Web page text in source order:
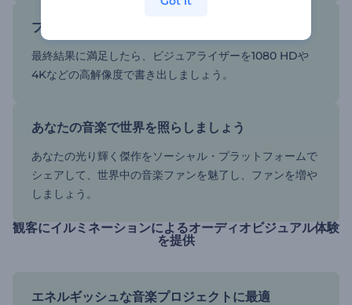
プレビューして高品質でエクスポート
最終結果に満足したら、ビジュアライザーを1080 HDや
4Kなどの高解像度で書き出しましょう。
あなたの音楽で世界を照らしましょう
あなたの光り輝く傑作をソーシャル・プラットフォームで
シェアして、世界中の音楽ファンを魅了し、ファンを増や
しましょう。
観客にイルミネーションによるオーディオビジュアル体験
を提供
エネルギッシュな音楽プロジェクトに最適